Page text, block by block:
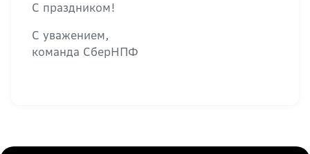
С праздником!
С уважением,
команда СберНПФ